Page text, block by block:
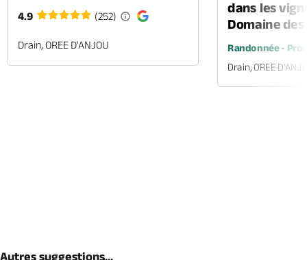
4.9 (252)
Drain, OREE D'ANJOU
dans les
Domaine
Randonnée -
Drain, OREE
Autres suggestions...